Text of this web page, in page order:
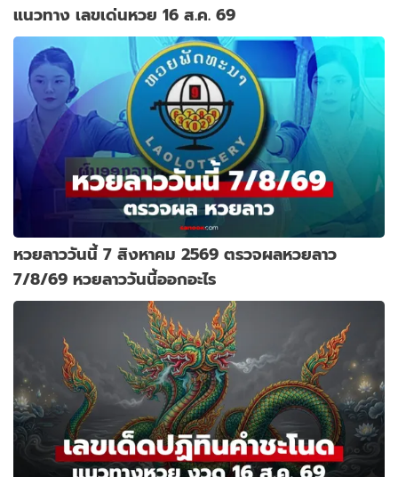
แนวทาง เลขเด่นหวย 16 ส.ค. 69
หวยลาววันนี้ 7 สิงหาคม 2569 ตรวจผลหวยลาว
7/8/69 หวยลาววันนี้ออกอะไร